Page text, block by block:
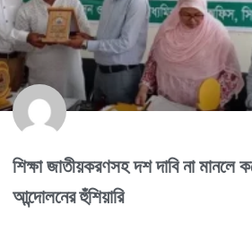
শিক্ষা জাতীয়করণসহ দশ দাবি না মানলে
আন্দোলনের হুঁশিয়ারি